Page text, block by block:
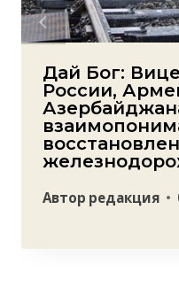
Дай Бог:
России,
Автор редакция